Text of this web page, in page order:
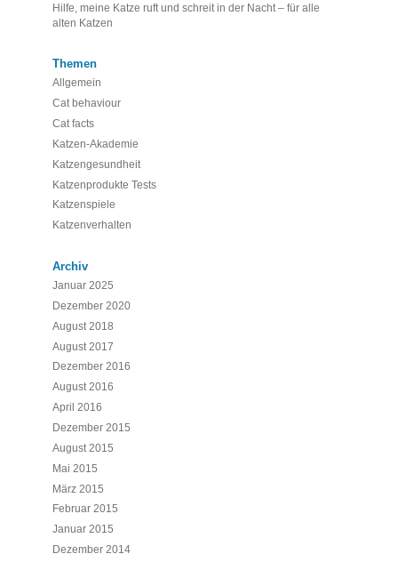
Hilfe, meine Katze ruft und schreit in der Nacht – für alle
alten Katzen
Themen
Allgemein
Cat behaviour
Cat facts
Katzen-Akademie
Katzengesundheit
Katzenprodukte Tests
Katzenspiele
Katzenverhalten
Archiv
Januar 2025
Dezember 2020
August 2018
August 2017
Dezember 2016
August 2016
April 2016
Dezember 2015
August 2015
Mai 2015
März 2015
Februar 2015
Januar 2015
Dezember 2014